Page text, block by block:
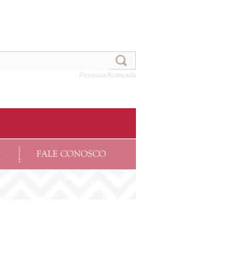
Pesquisa Avançada
FALE CONOSCO